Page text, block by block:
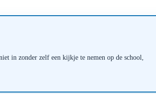
in zonder zelf een kijkje te nemen op de school,